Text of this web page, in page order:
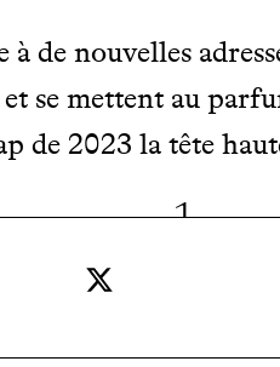
de nouvelles
se mettent au
de 2023 la tête
1